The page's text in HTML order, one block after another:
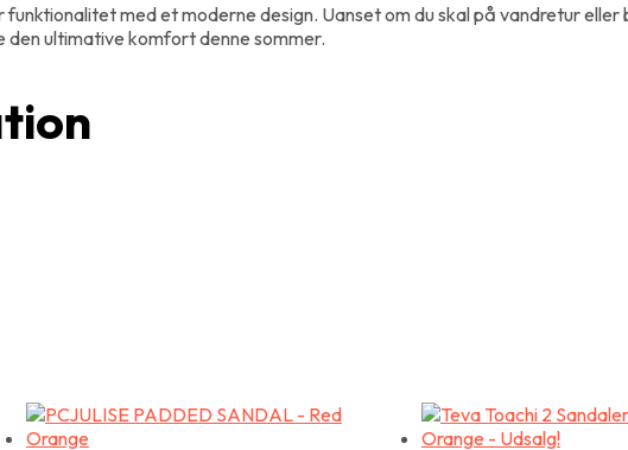
med et moderne design. Uanset om du skal på vandretur
ultimative komfort denne sommer.